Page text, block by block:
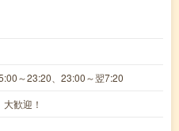
～23:20、23:00～翌7:20
歓迎！